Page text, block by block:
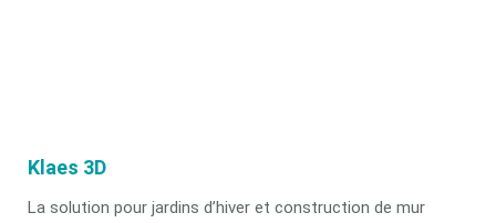
Klaes 3D
La solution pour jardins d’hiver et construction de mur